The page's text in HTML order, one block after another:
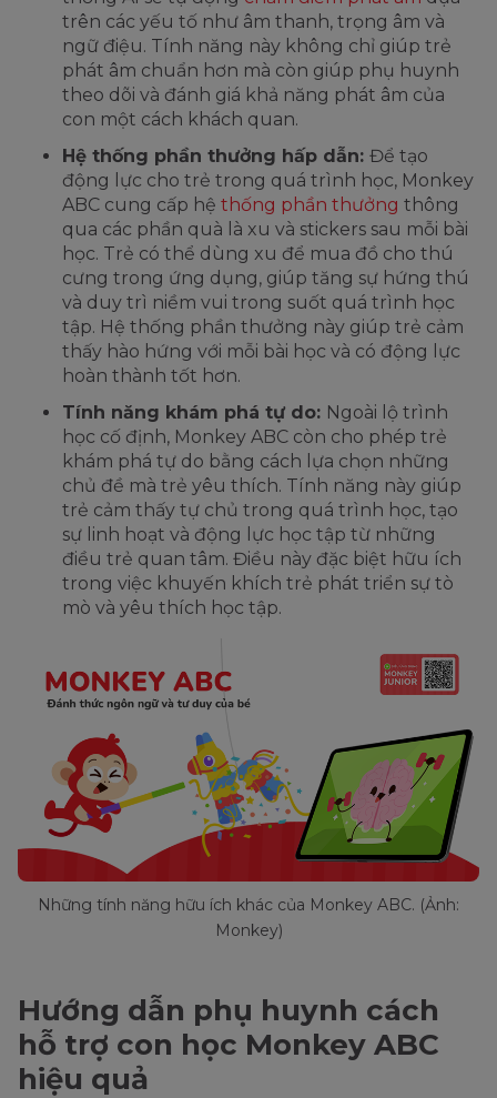
trên các yếu tố như âm thanh, trọng âm và
ngữ điệu. Tính năng này không chỉ giúp trẻ
phát âm chuẩn hơn mà còn giúp phụ huynh
theo dõi và đánh giá khả năng phát âm của
con một cách khách quan.
Hệ thống phần thưởng hấp dẫn: Để tạo
động lực cho trẻ trong quá trình học, Monkey
ABC cung cấp hệ thống phần thưởng thông
qua các phần quà là xu và stickers sau mỗi bài
học. Trẻ có thể dùng xu để mua đồ cho thú
cưng trong ứng dụng, giúp tăng sự hứng thú
và duy trì niềm vui trong suốt quá trình học
tập. Hệ thống phần thưởng này giúp trẻ cảm
thấy hào hứng với mỗi bài học và có động lực
hoàn thành tốt hơn.
Tính năng khám phá tự do: Ngoài lộ trình
học cố định, Monkey ABC còn cho phép trẻ
khám phá tự do bằng cách lựa chọn những
chủ đề mà trẻ yêu thích. Tính năng này giúp
trẻ cảm thấy tự chủ trong quá trình học, tạo
sự linh hoạt và động lực học tập từ những
điều trẻ quan tâm. Điều này đặc biệt hữu ích
trong việc khuyến khích trẻ phát triển sự tò
mò và yêu thích học tập.
Những tính năng hữu ích khác của Monkey ABC. (Ảnh:
Monkey)
Hướng dẫn phụ huynh cách
hỗ trợ con học Monkey ABC
hiệu quả